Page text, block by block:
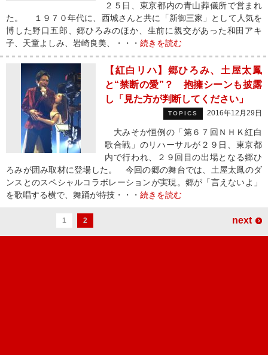
２５日、東京都内の青山葬儀所で営まれ
た。 １９７０年代に、西城さんと共に「新御三家」として人気を
博した野口五郎、郷ひろみのほか、生前に親交があった和田アキ
子、天童よしみ、岩崎良美、・・・ 続きを読む
【紅白リハ】郷ひろみ、土屋太鳳
と“禁断の愛”？ 抱擁シーンも披露
し「見た方が判断してください」
TOPICS 2016年12月29日
大みそか恒例の「第６７回ＮＨＫ紅白
歌合戦」のリハーサルが２９日、東京都
内で行われ、２９回目の出場となる郷ひ
ろみが囲み取材に登場した。 今回の郷の舞台では、土屋太鳳のダ
ンスとのスペシャルコラボレーションが実現。郷が「言えないよ」
を歌唱する横で、舞踊が特技・・・ 続きを読む
1 2 next